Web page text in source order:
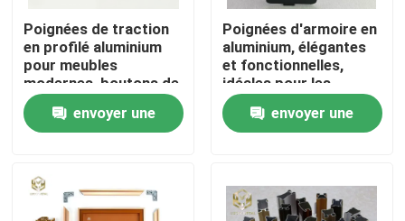
Aperçu
Produits
Visite d'usine
Poignées de traction
en profilé aluminium
pour meubles
modernes, boutons de
porte d'armoire de
cuisine envoyer une
Poignées d'armoire en
aluminium, élégantes
et fonctionnelles,
idéales pour les
armoires de cuisine,
les tiroirs et les
meubles.
envoyer une